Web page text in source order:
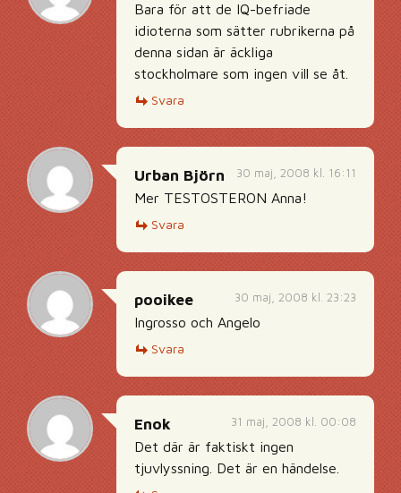
Bara för att de IQ-befriade
idioterna som sätter rubrikerna på
denna sidan är äckliga
stockholmare som ingen vill se åt.
Svara
30 maj, 2008 kl. 16:11
Urban Björn
Mer TESTOSTERON Anna!
Svara
30 maj, 2008 kl. 23:23
pooikee
Ingrosso och Angelo
Svara
31 maj, 2008 kl. 00:08
Enok
Det där är faktiskt ingen
tjuvlyssning. Det är en händelse.